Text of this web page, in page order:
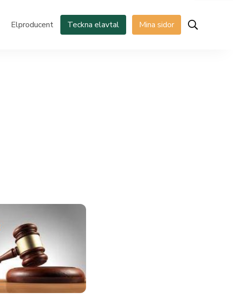
Elproducent Teckna elavtal Mina sidor